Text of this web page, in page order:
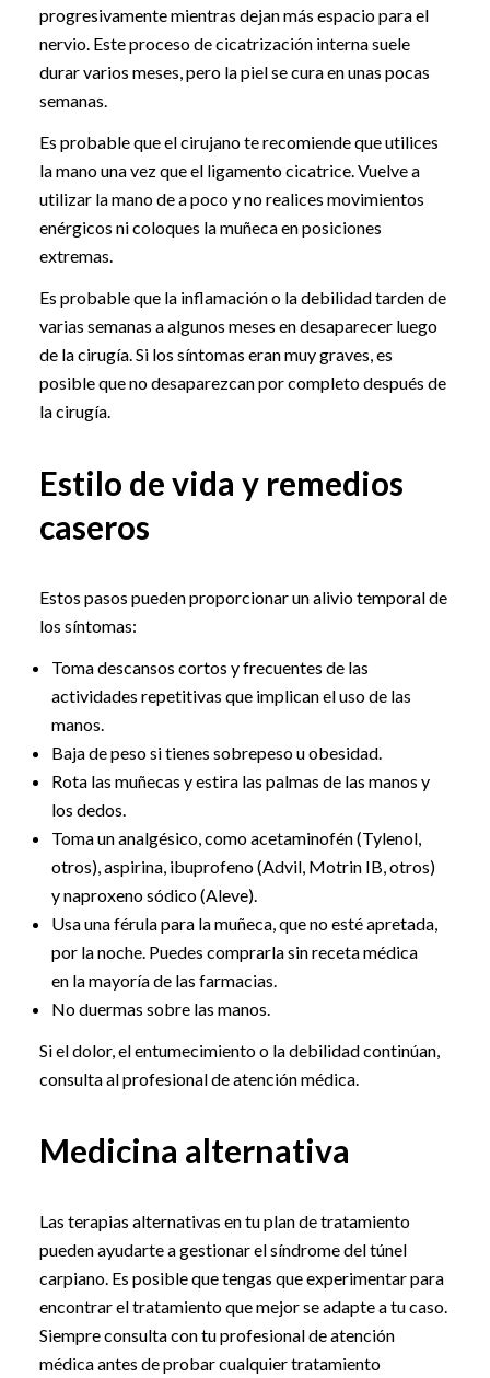
progresivamente mientras dejan más espacio para el
nervio. Este proceso de cicatrización interna suele
durar varios meses, pero la piel se cura en unas pocas
semanas.
Es probable que el cirujano te recomiende que utilices
la mano una vez que el ligamento cicatrice. Vuelve a
utilizar la mano de a poco y no realices movimientos
enérgicos ni coloques la muñeca en posiciones
extremas.
Es probable que la inflamación o la debilidad tarden de
varias semanas a algunos meses en desaparecer luego
de la cirugía. Si los síntomas eran muy graves, es
posible que no desaparezcan por completo después de
la cirugía.
Estilo de vida y remedios
caseros
Estos pasos pueden proporcionar un alivio temporal de
los síntomas:
Toma descansos cortos y frecuentes de las
actividades repetitivas que implican el uso de las
manos.
Baja de peso si tienes sobrepeso u obesidad.
Rota las muñecas y estira las palmas de las manos y
los dedos.
Toma un analgésico, como acetaminofén (Tylenol,
otros), aspirina, ibuprofeno (Advil, Motrin IB, otros)
y naproxeno sódico (Aleve).
Usa una férula para la muñeca, que no esté apretada,
por la noche. Puedes comprarla sin receta médica
en la mayoría de las farmacias.
No duermas sobre las manos.
Si el dolor, el entumecimiento o la debilidad continúan,
consulta al profesional de atención médica.
Medicina alternativa
Las terapias alternativas en tu plan de tratamiento
pueden ayudarte a gestionar el síndrome del túnel
carpiano. Es posible que tengas que experimentar para
encontrar el tratamiento que mejor se adapte a tu caso.
Siempre consulta con tu profesional de atención
médica antes de probar cualquier tratamiento